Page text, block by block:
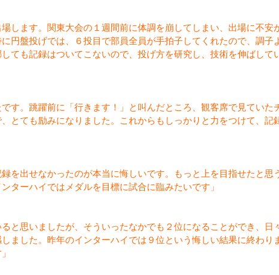
します。関東大会の１週間前に体調を崩してしまい、出場に不安
円盤投げでは、６投目で部員全員が手拍子してくれたので、調子
ても記録はついてこないので、投げ方を研究し、技術を伸ばして
す。跳躍前に「行きます！」と叫んだところ、観客席で見ていた
とても励みになりました。これからもしっかりと力をつけて、記
を出せなかったのが本当に悔しいです。もっと上を目指せたと思
ターハイではメダルを目標に試合に臨みたいです」
と思いましたが、そういったなかでも２位になることができ、日
ました。昨年のインターハイでは９位という悔しい結果に終わり